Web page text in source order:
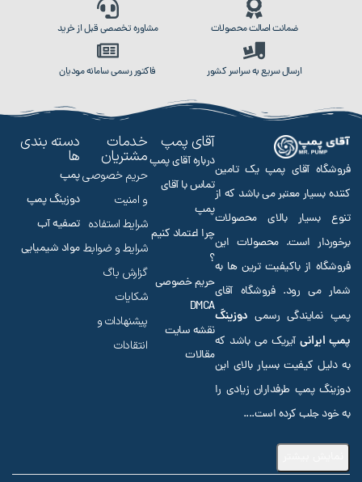
ضمانت اصالت محصولات مشاوره تخصصی قبل از خرید
ارسال سریع به سراسر کشور فاکتور رسمی سامانه مودیان
فروشگاه آقای پمپ یک تامین
کننده بسیار معتبر می باشد که از
تنوع بسیار بالای محصولات
برخوردار است. محصولات این
فروشگاه از باکیفیت ترین ها به
شمار می رود. فروشگاه آقای
پمپ نمایندگی رسمی دوزینگ
پمپ ایرانیآیریک می باشد که
به دلیل کیفیت بسیار بالای این
دوزینگ پمپ طرفداران زیادی را
به خود جلب کرده است....
آقای پمپ
درباره آقای پمپ
تماس با آقای
پمپ
چرا اعتماد کنیم
؟
حریم خصوصی
DMCA
نقشه سایت
مقالات
خدمات
مشتریان
حریم خصوصی
و امنیت
شرایط استفاده
شرایط و ضوابط
گزارش باگ
شکایات
پیشنهادات و
انتقادات
دسته بندی
ها
پمپ
دوزینگ پمپ
تصفیه آب
مواد شیمیایی